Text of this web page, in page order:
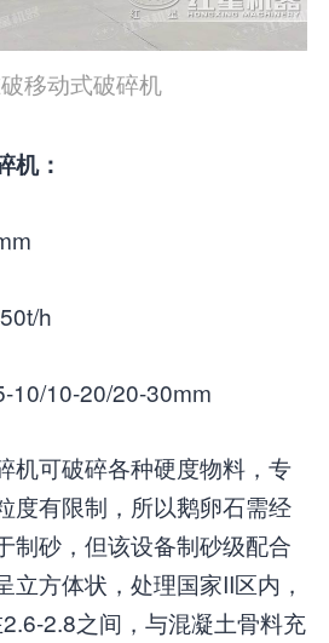
移动式破碎机
机：
h
10/10-20/20-30mm
机可破碎各种硬度物料，专
度有限制，所以鹅卵石需经
制砂，但该设备制砂级配合
立方体状，处理国家II区内，
2.8之间，与混凝土骨料充